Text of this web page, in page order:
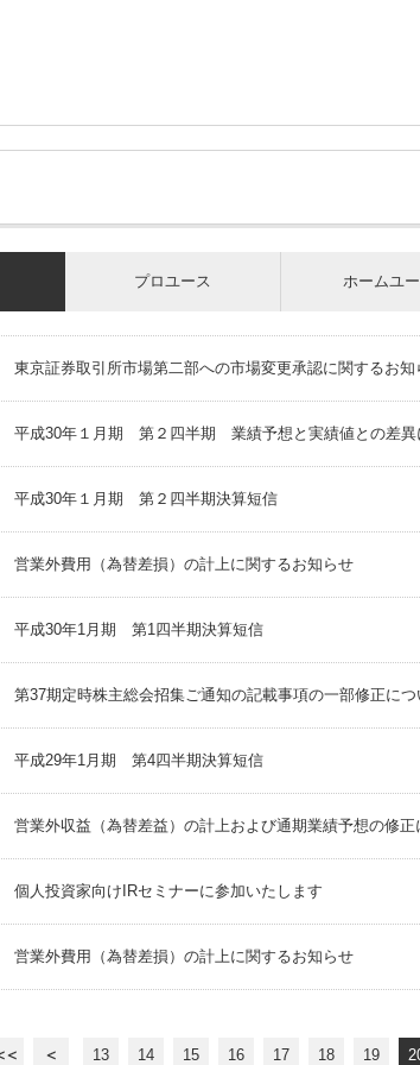
プロユース ホームユ
東京証券取引所市場第二部への市場変更承認に関するお知
平成30年１月期 第２四半期 業績予想と実績値との差異
平成30年１月期 第２四半期決算短信
営業外費用（為替差損）の計上に関するお知らせ
平成30年1月期 第1四半期決算短信
第37期定時株主総会招集ご通知の記載事項の一部修正につ
平成29年1月期 第4四半期決算短信
営業外収益（為替差益）の計上および通期業績予想の修
個人投資家向けIRセミナーに参加いたします
営業外費用（為替差損）の計上に関するお知らせ
13 14 15 16 17 18 19